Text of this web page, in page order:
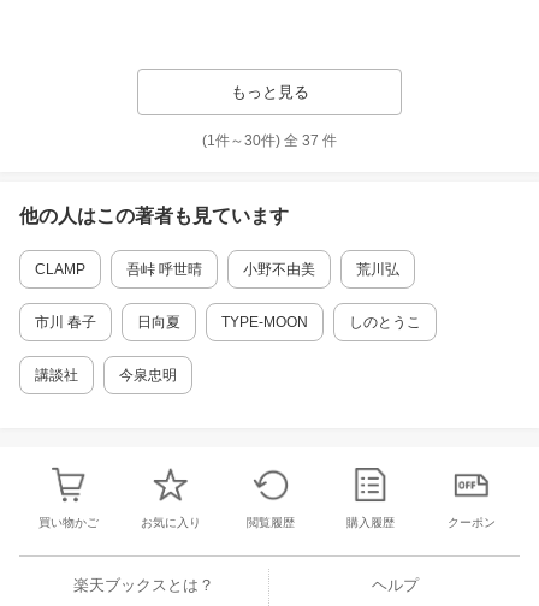
もっと見る
(1件～30件) 全 37 件
他の人はこの著者も見ています
CLAMP 吾峠 呼世晴 小野不由美 荒川弘
市川 春子 日向夏 TYPE-MOON しのとうこ
講談社 今泉忠明
買い物かご お気に入り 閲覧履歴 購入履歴 クーポン
楽天ブックスとは？ ヘルプ